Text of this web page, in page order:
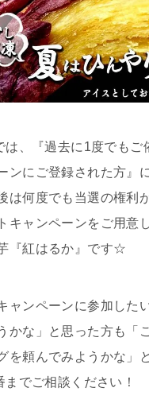
は、『過去に1度でもご
ンにご登録された方』
は何度でも当選の権利
キャンペーンをご用意
『紅はるか』です☆
ャンペーンに参加した
かな」と思った方も「
を頼んでみようかな」
でご相談ください！